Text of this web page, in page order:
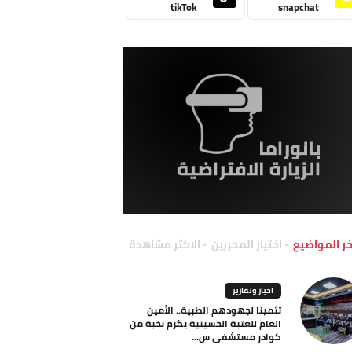
snapchat
tikTok
المواضيع اختيار المحررين الاكثر مشاهدة
اخبار وتقارير
تثمينا لجهودهم الطبية.. الأمين
العام للعتبة الحسينية يكرم نخبة من
كوادر مستشفى س...